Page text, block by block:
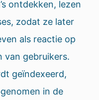
ontdekken, lezen
zodat ze later
als reactie op
van gebruikers.
geïndexeerd,
in de